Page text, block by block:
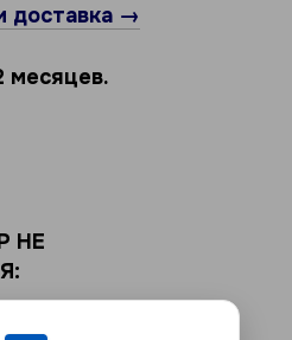
доставка →
месяцев.
НЕ
документов,